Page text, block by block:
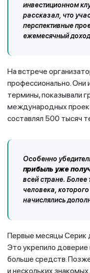
инвестиционном
рассказал, что
перспективные
ежемесячный
На встрече
профессионально. Они
термины, показывали
международных
составлял 500 тысяч
Особенно
прибыль уже
всей стране. Более
человека, которого
начислялись
Первые месяцы Серик
Это укрепило
больше средств.
и нескольких знакомых.